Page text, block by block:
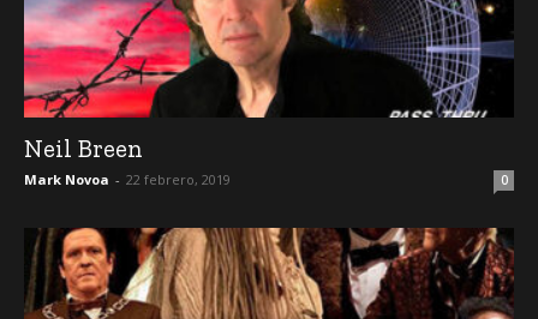
Neil Breen
Mark Novoa - 22 febrero, 2019 0